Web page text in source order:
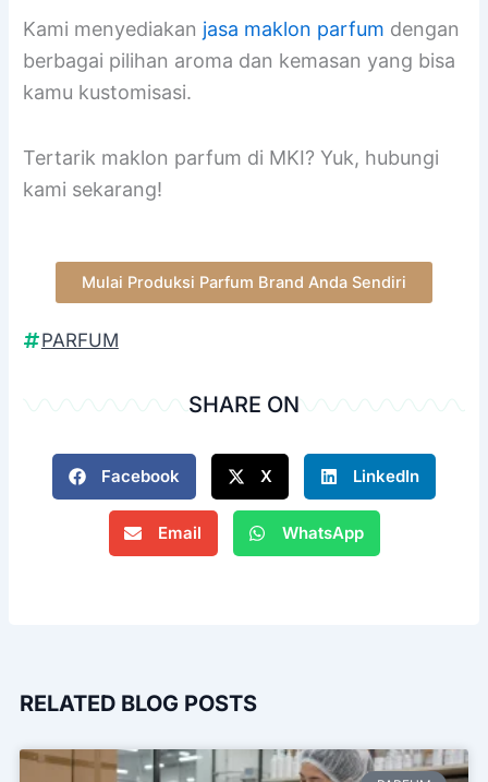
MKI adalah perusahaan jasa maklon kosmetik
bersertifikasi BPOM dan CPKB.
berbagai pilihan aroma dan kemasan yang bisa
kamu kustomisasi.
Tertarik maklon parfum di MKI? Yuk, hubungi
kami sekarang!
SHARE ON